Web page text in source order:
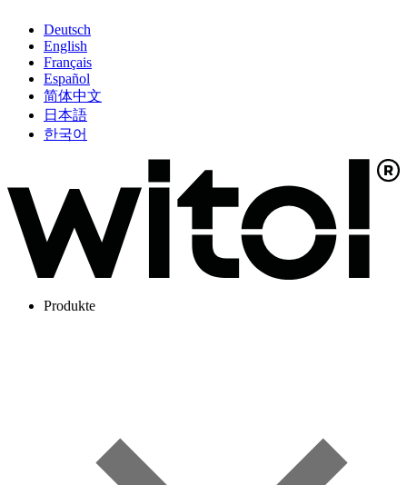
Deutsch
English
Français
Español
简体中文
日本語
한국어
Produkte